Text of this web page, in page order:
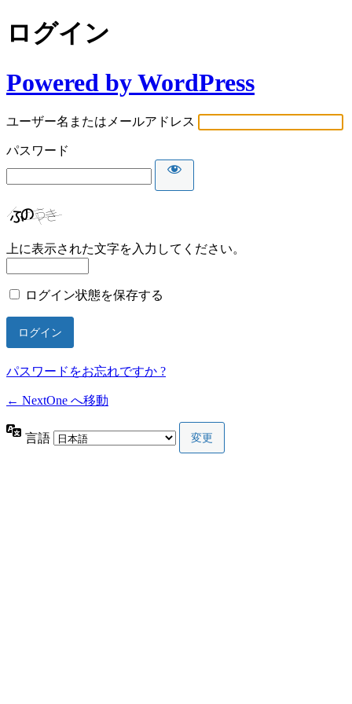
ログイン
Powered by WordPress
ユーザー名またはメールアドレス
パスワード
上に表示された文字を入力してください。
ログイン状態を保存する
パスワードをお忘れですか ?
← NextOne へ移動
言語